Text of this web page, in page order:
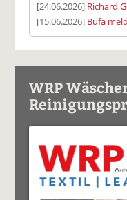
[24.06.2026] Richard
[15.06.2026] Büfa
WRP